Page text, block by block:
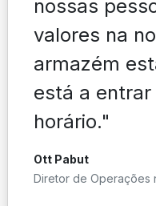
nossas
valores na
armazém
está a
horário."
Ott Pabut
Diretor de Operações